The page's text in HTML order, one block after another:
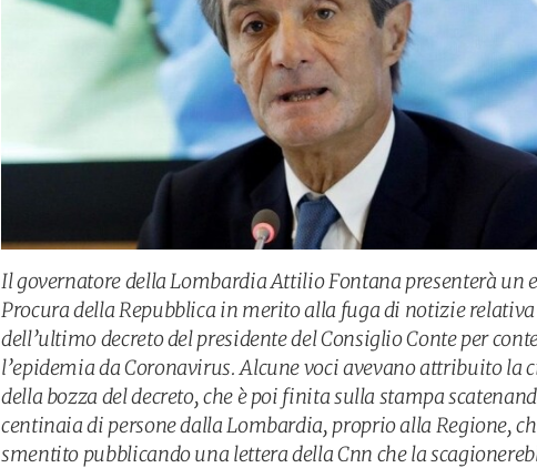
Il governatore della Lombardia Attilio Fontana presenterà un
Procura della Repubblica in merito alla fuga di notizie
dell’ultimo decreto del presidente del Consiglio Conte per
l’epidemia da Coronavirus. Alcune voci avevano attribuito la
della bozza del decreto, che è poi finita sulla stampa
centinaia di persone dalla Lombardia, proprio alla Regione,
smentito pubblicando una lettera della Cnn che la